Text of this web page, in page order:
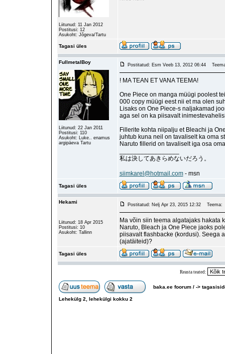
Liitunud: 11 Jan 2012
Postitusi: 12
Asukoht: Jõgeva/Tartu
Tagasi üles
FullmetalBoy
Liitunud: 22 Jan 2011
Postitusi: 110
Asukoht: Luke.. enamus
argipäeva Tartu
Postitatud: Esm Veeb 13, 2012 06:44
! MA TEAN ET VANA TEEMA!
One Piece on manga müügi poolest
000 copy müügi eest nii et ma olen
Lisaks on One Piece-s naljakamad
aga sel on ka piisavalt
Fillerite kohta niipalju et Bleachi ja
juhtub kuna neil on tavaliselt ka oma
Naruto fillerid on tavaliselt iga osa
私は決してあきらめないだろう。
siimkarel@hotmail.com- msn
Tagasi üles
Hekami
Liitunud: 18 Apr 2015
Postitusi: 10
Asukoht: Tallinn
Postitatud: Nelj Apr 23, 2015 12:32 Teema:
Ma võin siin teema algatajaks hakata
Naruto, Bleach ja One Piece jaoks
piisavalt flashbacke (kordusi). Seega
(ajatäiteid)?
Tagasi üles
Reasta teated:
baka.ee foorum / ->
Lehekülg 2 , lehekülgi kokku 2